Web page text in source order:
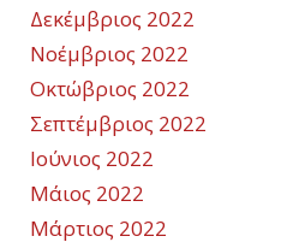
Δεκέμβριος 2022
Νοέμβριος 2022
Οκτώβριος 2022
Σεπτέμβριος 2022
Ιούνιος 2022
Μάιος 2022
Μάρτιος 2022